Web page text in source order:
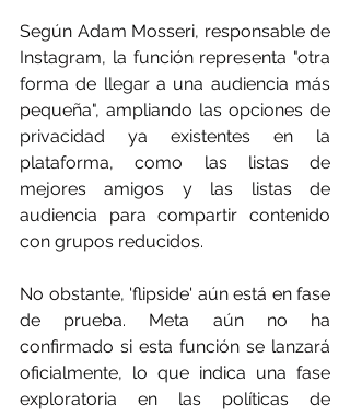
Según Adam Mosseri, responsable de
Instagram, la función representa "otra
forma de llegar a una audiencia más
pequeña", ampliando las opciones de
privacidad ya existentes en la
plataforma, como las listas de
mejores amigos y las listas de
audiencia para compartir contenido
con grupos reducidos.
No obstante, 'flipside' aún está en fase
de prueba. Meta aún no ha
confirmado si esta función se lanzará
oficialmente, lo que indica una fase
exploratoria en las políticas de